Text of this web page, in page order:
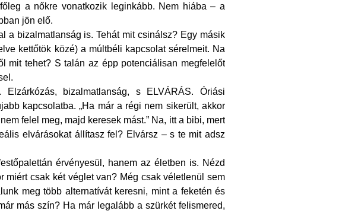
a nőkre vonatkozik leginkább. Nem hiába – a
jön elő.
a bizalmatlanság is. Tehát mit csinálsz? Egy másik
kettőtök közé) a múltbéli kapcsolat sérelmeit. Na
mit tehet? S talán az épp potenciálisan megfelelőt
bizalmatlanság, s ELVÁRÁS. Óriási
kapcsolatba. „Ha már a régi nem sikerült, akkor
felel meg, majd keresek mást.” Na, itt a bibi, mert
elvárásokat állítasz fel? Elvársz – s te mit adsz
érvényesül, hanem az életben is. Nézd
miért csak két véglet van? Még csak véletlenül sem
meg több alternatívát keresni, mint a feketén és
más szín? Ha már legalább a szürkét felismered,